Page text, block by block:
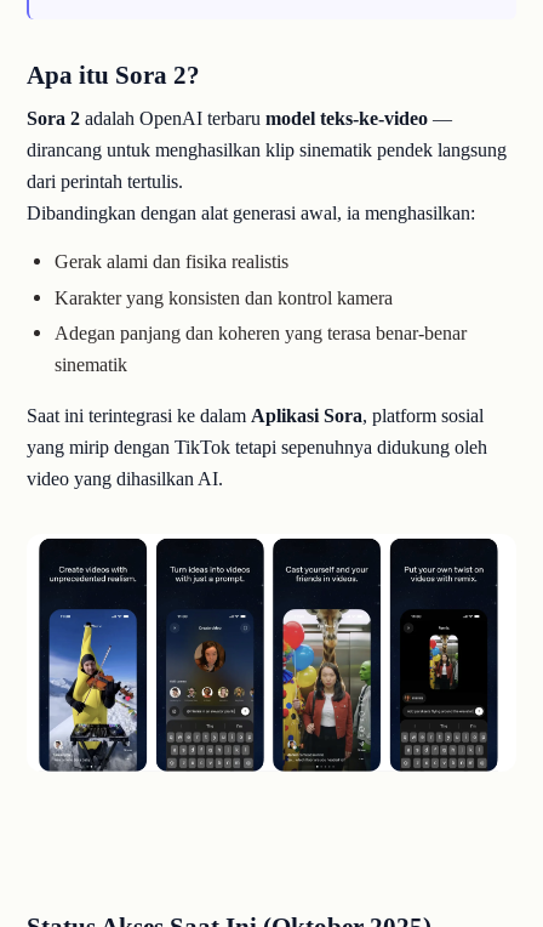
Apa itu Sora 2?
Sora 2 adalah OpenAI terbarumodel teks-ke-video —
dirancang untuk menghasilkan klip sinematik pendek langsung
dari perintah tertulis.
Dibandingkan dengan alat generasi awal, ia menghasilkan:
Gerak alami dan fisika realistis
Karakter yang konsisten dan kontrol kamera
Adegan panjang dan koheren yang terasa benar-benar
sinematik
Saat ini terintegrasi ke dalam Aplikasi Sora, platform sosial
yang mirip dengan TikTok tetapi sepenuhnya didukung oleh
video yang dihasilkan AI.